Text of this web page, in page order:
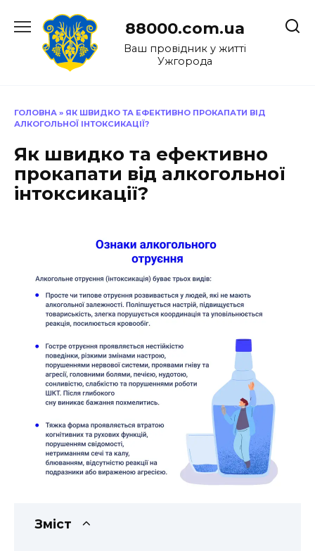
до
88000.com.ua
Ваш провідник у житті
Ужгорода
ГОЛОВНА » ЯК ШВИДКО ТА ЕФЕКТИВНО ПРОКАПАТИ ВІД
АЛКОГОЛЬНОЇ ІНТОКСИКАЦІЇ?
Як швидко та ефективно
прокапати від алкогольної
інтоксикації?
Зміст